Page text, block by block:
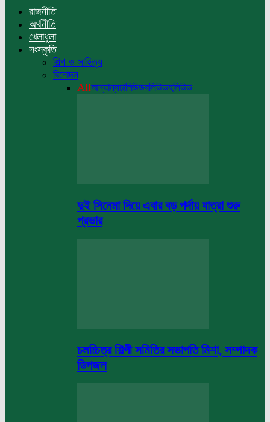
রাজনীতি
অর্থনীতি
খেলাধুলা
সংস্কৃতি
শিল্প ও সাহিত্য
বিনোদন
Allঅন্যান্যঢালিউডবলিউডহলিউড
দুই সিনেমা দিয়ে এবার বড় পর্দায় যাত্রা শুরু
প্রভার
চলচ্চিত্র শিল্পী সমিতির সভাপতি মিশা, সম্পাদক
ডিপজল